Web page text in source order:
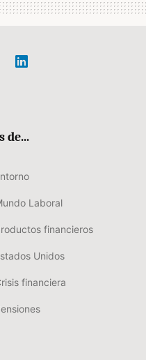
de...
Laboral
financieros
Unidos
financiera